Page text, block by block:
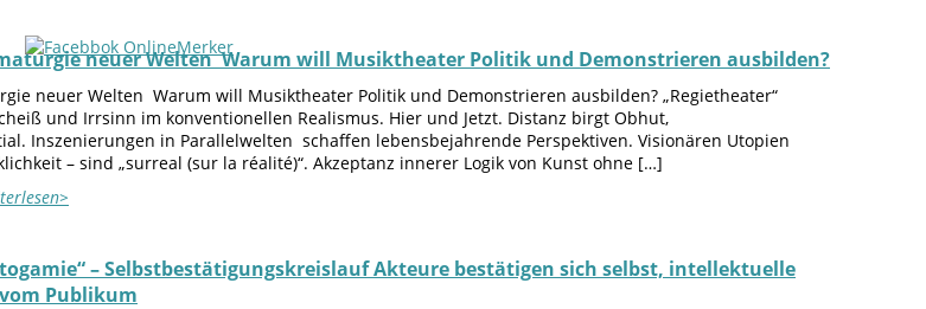
neuer Welten Warum will Musiktheater Politik und Demonstrieren ausbilden?
neuer Welten Warum will Musiktheater Politik und Demonstrieren ausbilden? „Regietheater“
und Irrsinn im konventionellen Realismus. Hier und Jetzt. Distanz birgt Obhut,
Inszenierungen in Parallelwelten schaffen lebensbejahrende Perspektiven. Visionären Utopien
– sind „surreal (sur la réalité)“. Akzeptanz innerer Logik von Kunst ohne […]
– Selbstbestätigungskreislauf Akteure bestätigen sich selbst, intellektuelle
Publikum